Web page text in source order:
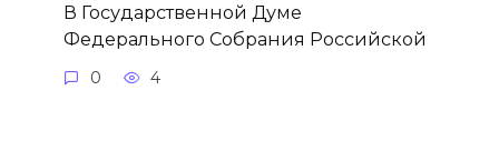
В Государственной Думе
Федерального Собрания Российской
0 4